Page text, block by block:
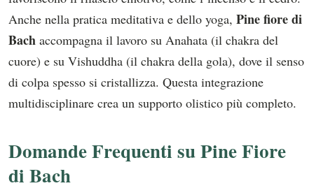
Anche nella pratica meditativa e dello yoga, Pine fiore di
Bach accompagna il lavoro su Anahata (il chakra del
cuore) e su Vishuddha (il chakra della gola), dove il senso
di colpa spesso si cristallizza. Questa integrazione
multidisciplinare crea un supporto olistico più completo.
Domande Frequenti su Pine Fiore
di Bach